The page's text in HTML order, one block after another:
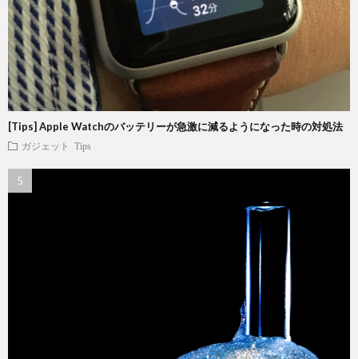
[Tips] Apple Watchのバッテリーが急激に減るようになった時の対処法
ガジェット Tips